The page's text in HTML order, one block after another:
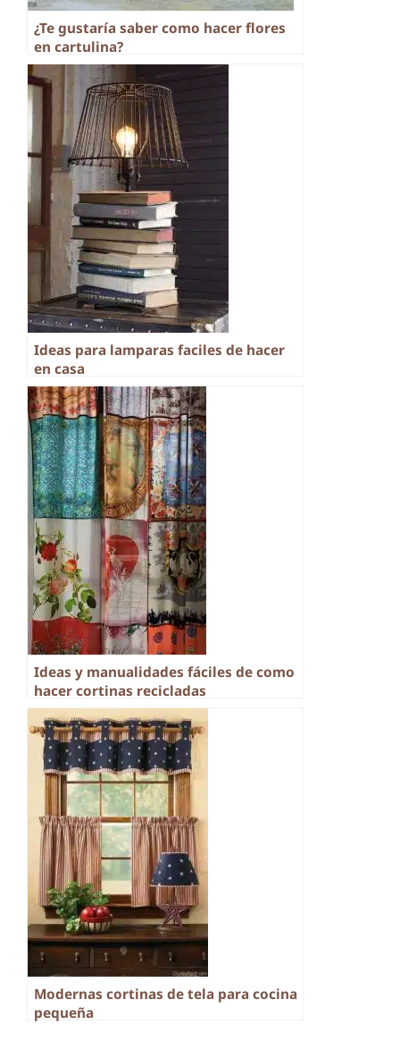
¿Te gustaría saber como hacer flores
en cartulina?
Ideas para lamparas faciles de hacer
en casa
Ideas y manualidades fáciles de como
hacer cortinas recicladas
Modernas cortinas de tela para cocina
pequeña